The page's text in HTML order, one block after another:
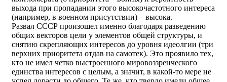
выхода при пропадании этого высокочастотного интереса
(например, в военном присутствии) – высока.
Развал СССР произошел именно благодаря разведению
общих векторов цели у элементов общей структуры, и
снятию скрепляющих интересов до уровня идеолгии (три
верхних приоритета отдав на самотек). Это проявило тех,
кто не имел четко выстроенного мировоззренческого
единства интересов с целым, а значит, в какой-то мере не